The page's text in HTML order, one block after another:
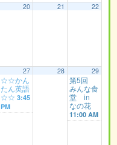
20 21 22
27
☆☆かん
たん英語
☆☆3:45
PM
28 29
第5回
みんな食
堂 in
なの花
11:00 AM